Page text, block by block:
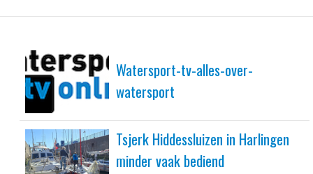
Watersport-tv-alles-over-
watersport
Tsjerk Hiddessluizen in Harlingen
minder vaak bediend